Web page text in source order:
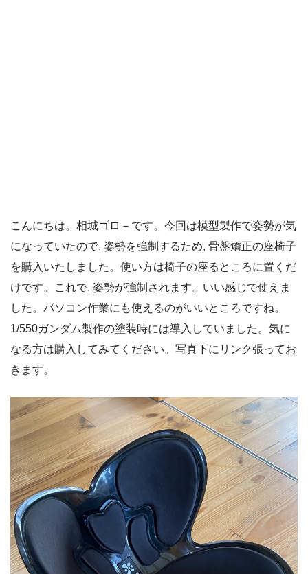
こんにちは。相城ゴロ－です。今回は模型製作で姿勢が気
になっていたので, 姿勢を強制するため, 骨盤矯正の座椅子
を購入いたしました。使い方は椅子の座るところに置くだ
けです。これで, 姿勢が強制されます。いい感じで使えま
した。パソコン作業にも使えるのがいいところですね。
1/550ガンダム製作の塗装時には導入していました。気に
なる方は購入してみてください。写真下にリンク張ってお
きます。